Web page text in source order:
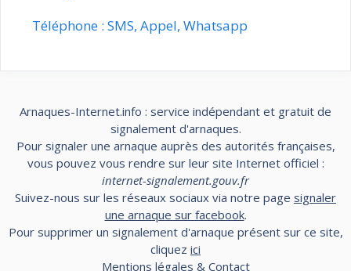
Téléphone : SMS, Appel, Whatsapp
Arnaques-Internet.info : service indépendant et gratuit de
signalement d'arnaques.
Pour signaler une arnaque auprès des autorités françaises,
vous pouvez vous rendre sur leur site Internet officiel :
internet-signalement.gouv.fr
Suivez-nous sur les réseaux sociaux via notre page signaler
une arnaque sur facebook.
Pour supprimer un signalement d'arnaque présent sur ce site,
cliquez ici
Mentions légales & Contact